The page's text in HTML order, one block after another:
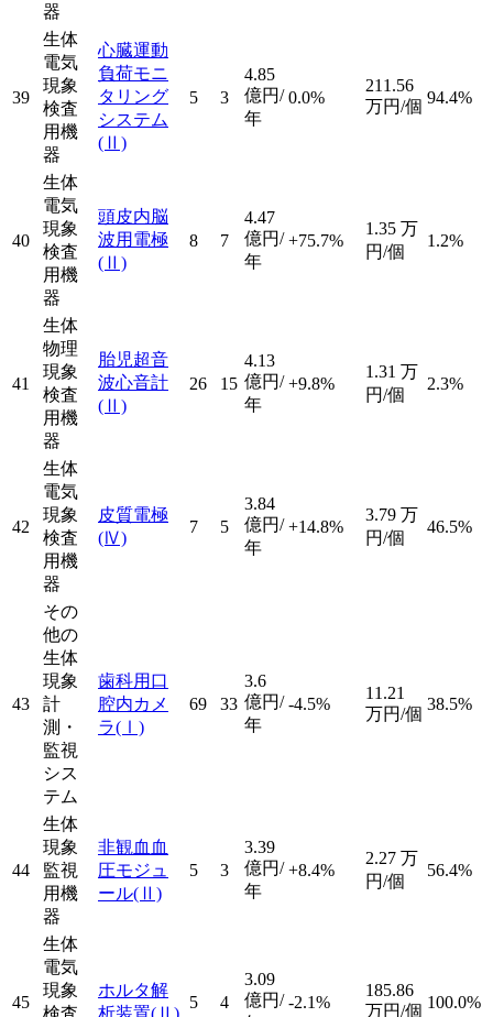
器
39
生体
電気
現象
検査
用機
器
心臓運動
負荷モニ
タリング
システム
(Ⅱ)
5 3
4.85
億円/
年
0.0%
211.56
万円/個 94.4%
40
生体
電気
現象
検査
用機
器
頭皮内脳
波用電極
(Ⅱ)
8 7
4.47
億円/
年
+75.7%
1.35 万
円/個
1.2%
41
生体
物理
現象
検査
用機
器
胎児超音
波心音計
(Ⅱ)
26 15
4.13
億円/
年
+9.8%
1.31 万
円/個
2.3%
42
生体
電気
現象
検査
用機
器
皮質電極
(Ⅳ)
7 5
3.84
億円/
年
+14.8%
3.79 万
円/個
46.5%
43
その
他の
生体
現象
計
測・
監視
シス
テム
歯科用口
腔内カメ
ラ(Ⅰ)
69 33
3.6
億円/
年
-4.5%
11.21
万円/個
38.5%
44
生体
現象
監視
用機
器
非観血血
圧モジュ
ール(Ⅱ)
5 3
3.39
億円/
年
+8.4%
2.27 万
円/個
56.4%
45
生体
電気
現象
ホルタ解
5 4
3.09
億円/ -2.1%
185.86
万円/個 100.0%